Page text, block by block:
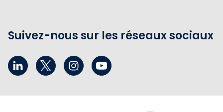
Suivez-nous sur les réseaux sociaux